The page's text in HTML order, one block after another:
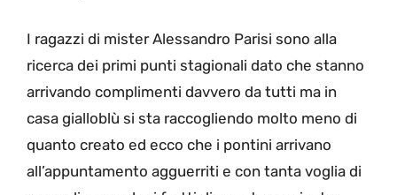
I ragazzi di mister Alessandro Parisi sono alla
ricerca dei primi punti stagionali dato che stanno
arrivando complimenti davvero da tutti ma in
casa gialloblù si sta raccogliendo molto meno di
quanto creato ed ecco che i pontini arrivano
all’appuntamento agguerriti e con tanta voglia di